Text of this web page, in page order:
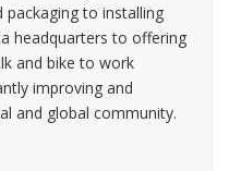
to installing
headquarters to offering
and bike to work
improving and
and global community.